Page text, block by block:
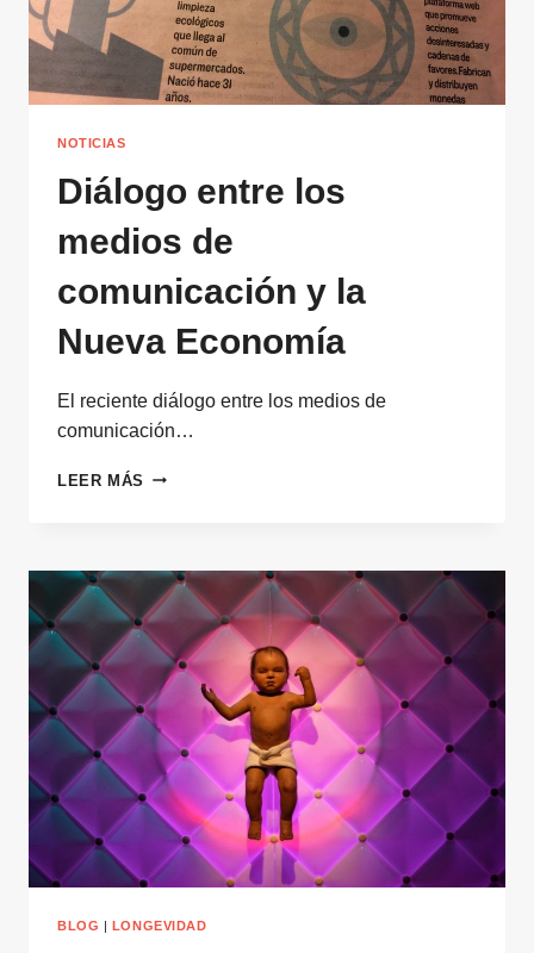
NOTICIAS
Diálogo entre los
medios de
comunicación y la
Nueva Economía
El reciente diálogo entre los medios de
comunicación…
LEER MÁS DIÁLOGO
DE
COMUNICACIÓN
Y
LA
NUEVA
ECONOMÍA
BLOG LONGEVIDAD